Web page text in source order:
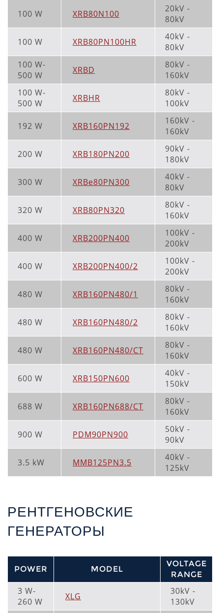
100 W XRB80N100
20kV -
80kV
100 W XRB80PN100HR
40kV -
80kV
100 W-
500 W
XRBD
80kV -
160kV
100 W-
500 W
XRBHR
80kV -
100kV
192 W XRB160PN192
160kV -
160kV
200 W XRB180PN200
90kV -
180kV
300 W XRBe80PN300
40kV -
80kV
320 W XRB80PN320
80kV -
160kV
400 W XRB200PN400
100kV -
200kV
400 W XRB200PN400/2
100kV -
200kV
480 W XRB160PN480/1
80kV -
160kV
480 W XRB160PN480/2
80kV -
160kV
480 W XRB160PN480/CT
80kV -
160kV
600 W XRB150PN600
40kV -
150kV
688 W XRB160PN688/CT
80kV -
160kV
900 W PDM90PN900
50kV -
90kV
3.5 kW MMB125PN3.5
40kV -
125kV
РЕНТГЕНОВСКИЕ
ГЕНЕРАТОРЫ
POWER MODEL
VOLTAGE
RANGE
3 W-
260 W
XLG
30kV -
130kV